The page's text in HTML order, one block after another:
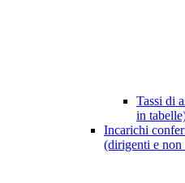
Tassi di
in
Incarichi
(dirigenti e